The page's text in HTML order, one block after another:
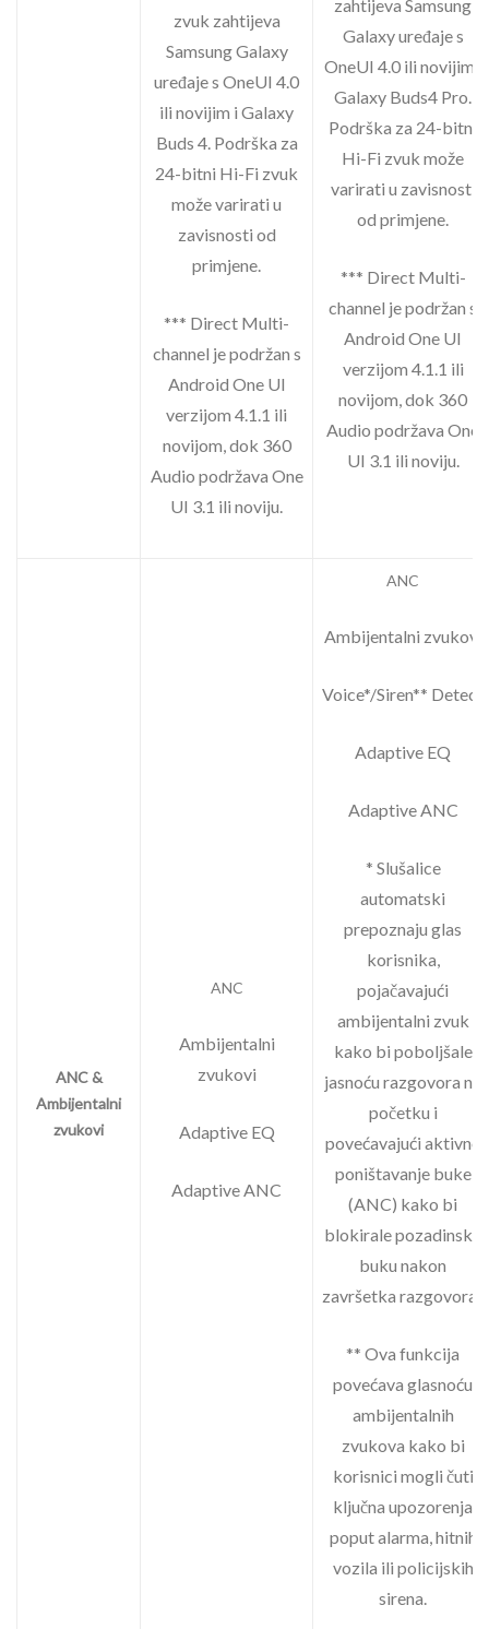
zvuk zahtijeva
Samsung Galaxy
uređaje s OneUI 4.0
ili novijim i Galaxy
Buds 4. Podrška za
24-bitni Hi-Fi zvuk
može varirati u
zavisnosti od
primjene.
*** Direct Multi-
channel je podržan s
Android One UI
verzijom 4.1.1 ili
novijom, dok 360
Audio podržava One
UI 3.1 ili noviju.
zahtijeva Samsung
Galaxy uređaje s
OneUI 4.0 ili novijim i
Galaxy Buds4 Pro.
Podrška za 24-bitni
Hi-Fi zvuk može
varirati u zavisnosti
od primjene.
*** Direct Multi-
channel je podržan s
Android One UI
verzijom 4.1.1 ili
novijom, dok 360
Audio podržava One
UI 3.1 ili noviju.
ANC &
Ambijentalni
zvukovi
ANC
Ambijentalni
zvukovi
Adaptive EQ
Adaptive ANC
ANC
Ambijentalni zvukovi
Voice*/Siren** Detect
Adaptive EQ
Adaptive ANC
* Slušalice
automatski
prepoznaju glas
korisnika,
pojačavajući
ambijentalni zvuk
kako bi poboljšale
jasnoću razgovora na
početku i
povećavajući aktivno
poništavanje buke
(ANC) kako bi
blokirale pozadinsku
buku nakon
završetka razgovora.
** Ova funkcija
povećava glasnoću
ambijentalnih
zvukova kako bi
korisnici mogli čuti
ključna upozorenja
poput alarma, hitnih
vozila ili policijskih
sirena.